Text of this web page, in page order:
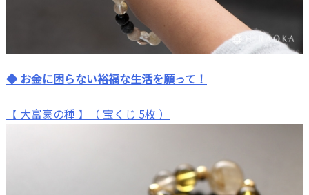
◆ お金に困らない裕福な生活を願って！
【 大富豪の種 】（ 宝くじ 5枚 ）